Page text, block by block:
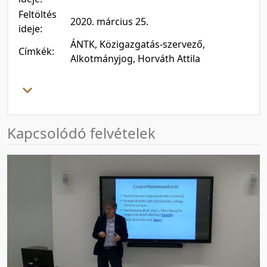
Feltöltés
ideje:
2020. március 25.
Címkék:
ÁNTK, Közigazgatás-szervező,
Alkotmányjog, Horváth Attila
Kapcsolódó felvételek